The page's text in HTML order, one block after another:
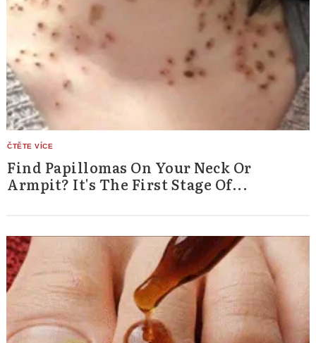
Find Papillomas On Your Neck Or
Armpit? It's The First Stage Of...